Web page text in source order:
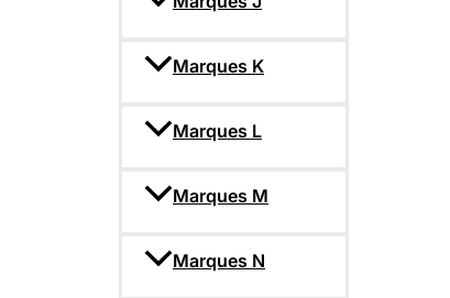
Marques K
Marques L
Marques M
Marques N